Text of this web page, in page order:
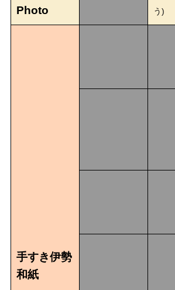
Photo
う)
手すき伊勢
和紙